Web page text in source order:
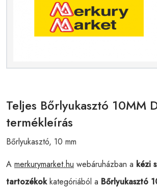
Teljes Bőrlyukasztó 10MM
termékleírás
Bőrlyukasztó, 10 mm
A merkurymarket.hu webáruházban a kézi
tartozékokkategóriából a Bőrlyukasztó